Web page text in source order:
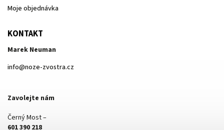
Moje objednávka
KONTAKT
Marek Neuman
info@noze-zvostra.cz
Zavolejte nám
Černý Most –
601 390 218